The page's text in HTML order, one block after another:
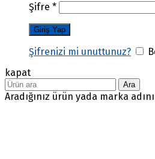
Şifre *
Şifrenizi mi unuttunuz?
kapat
Ara
Aradığınız ürün yada marka adını